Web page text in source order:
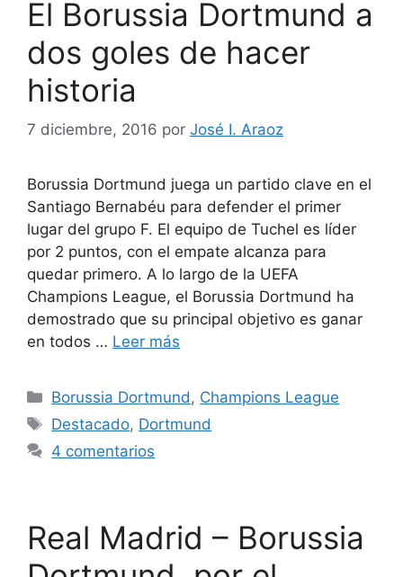
El Borussia Dortmund a
dos goles de hacer
historia
7 diciembre, 2016 por José I. Araoz
Borussia Dortmund juega un partido clave en el
Santiago Bernabéu para defender el primer
lugar del grupo F. El equipo de Tuchel es líder
por 2 puntos, con el empate alcanza para
quedar primero. A lo largo de la UEFA
Champions League, el Borussia Dortmund ha
demostrado que su principal objetivo es ganar
en todos … Leer más
Categorías
Borussia Dortmund, Champions League
Etiquetas
Destacado, Dortmund
4 comentarios
Real Madrid – Borussia